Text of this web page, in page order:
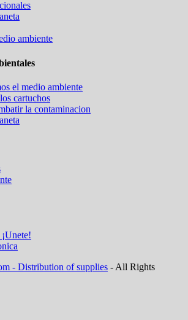
ambiente
el medio ambiente
cartuchos
la contaminacion
- Distribution of supplies - All Rights